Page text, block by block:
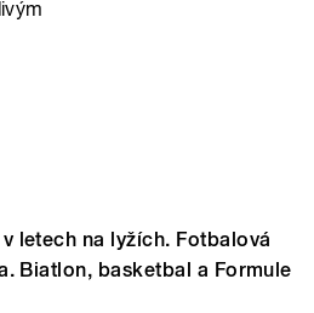
letech na lyžích. Fotbalová
Biatlon, basketbal a Formule